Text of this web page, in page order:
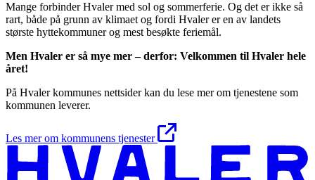
Mange forbinder Hvaler med sol og sommerferie. Og det er ikke så
rart, både på grunn av klimaet og fordi Hvaler er en av landets
største hyttekommuner og mest besøkte feriemål.
Men Hvaler er så mye mer – derfor: Velkommen til Hvaler hele
året!
På Hvaler kommunes nettsider kan du lese mer om tjenestene som
kommunen leverer.
Les mer om kommunens tjenester